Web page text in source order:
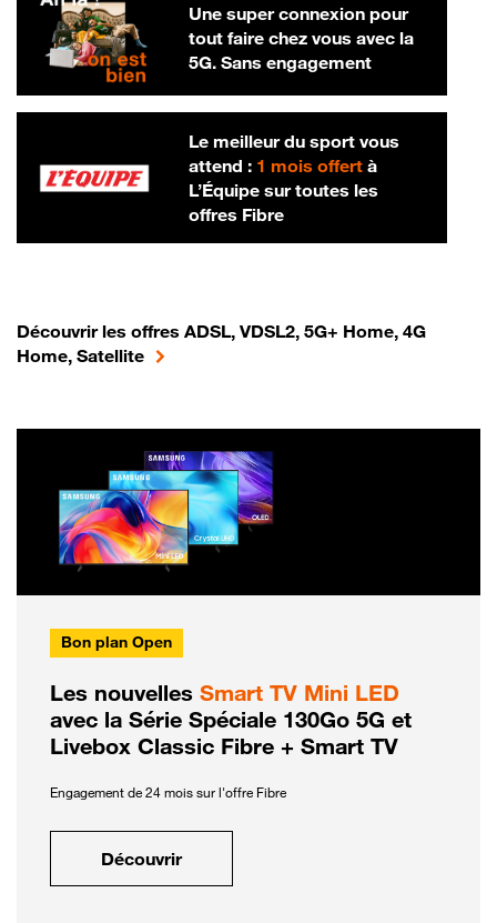
Une super connexion pour
tout faire chez vous avec la
5G. Sans engagement
Le meilleur du sport vous
attend : 1 mois offertà
L’Équipe sur toutes les
offres Fibre
Découvrir les offres ADSL, VDSL2, 5G+ Home, 4G
Home, Satellite
Bon plan Open
Les nouvelles Smart TV Mini LED
avec la Série Spéciale 130Go 5G et
Livebox Classic Fibre + Smart TV
Engagement de 24 mois sur l'offre Fibre
Découvrir